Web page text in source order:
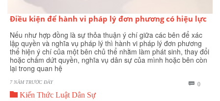
Điều kiện để hành vi pháp lý đơn phương có hiệu lực
Nếu như hợp đồng là sự thỏa thuận ý chí giữa các bên để xác
lập quyền và nghĩa vụ pháp lý thì hành vi pháp lý đơn phương
thể hiện ý chí của một bên chủ thể nhằm làm phát sinh, thay đổi
hoặc chấm dứt quyền, nghĩa vụ dân sự của mình hoặc bên còn
lại trong quan hệ
7 NĂM TRƯỚC ĐÂY  0BÌNH
 Kiến Thức Luật Dân Sự